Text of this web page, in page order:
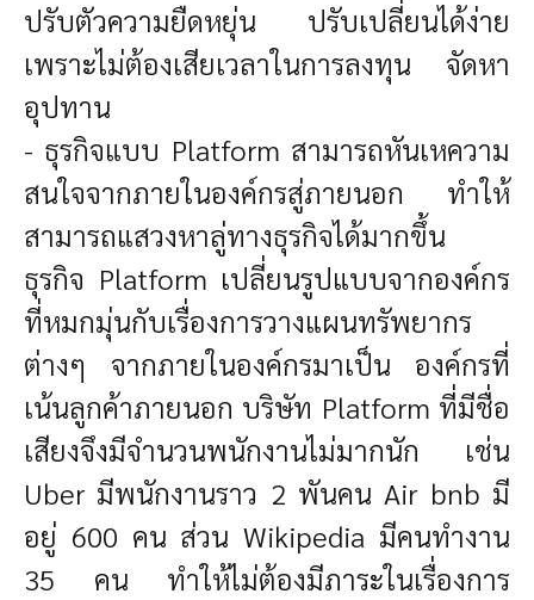
ปรับตัวความยืดหยุ่น ปรับเปลี่ยนได้ง่าย
เพราะไม่ต้องเสียเวลาในการลงทุน จัดหา
อุปทาน
- ธุรกิจแบบ Platform สามารถหันเหความ
สนใจจากภายในองค์กรสู่ภายนอก ทำให้
สามารถแสวงหาลู่ทางธุรกิจได้มากขึ้น
ธุรกิจ Platform เปลี่ยนรูปแบบจากองค์กร
ที่หมกมุ่นกับเรื่องการวางแผนทรัพยากร
ต่างๆ จากภายในองค์กรมาเป็น องค์กรที่
เน้นลูกค้าภายนอก บริษัท Platform ที่มีชื่อ
เสียงจึงมีจำนวนพนักงานไม่มากนัก เช่น
Uber มีพนักงานราว 2 พันคน Air bnb มี
อยู่ 600 คน ส่วน Wikipedia มีคนทำงาน
35 คน ทำให้ไม่ต้องมีภาระในเรื่องการ